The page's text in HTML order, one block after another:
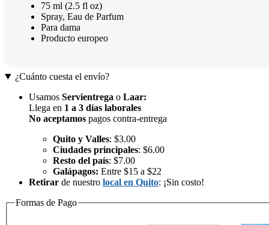
75 ml (2.5 fl oz)
Spray, Eau de Parfum
Para dama
Producto europeo
¿Cuánto cuesta el envío?
Usamos Servientrega o Laar:
Llega en 1 a 3 días laborales
No aceptamos pagos contra-entrega
Quito y Valles: $3.00
Ciudades principales: $6.00
Resto del país: $7.00
Galápagos: Entre $15 a $22
Retirar de nuestro local en Quito: ¡Sin costo!
Formas de Pago